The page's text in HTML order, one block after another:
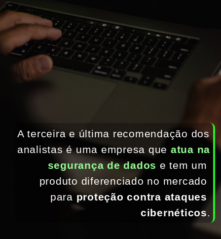
A terceira e última recomendação dos
analistas é uma empresa que atua na
segurança de dados e tem um
produto diferenciado no mercado
para proteção contra ataques
cibernéticos.